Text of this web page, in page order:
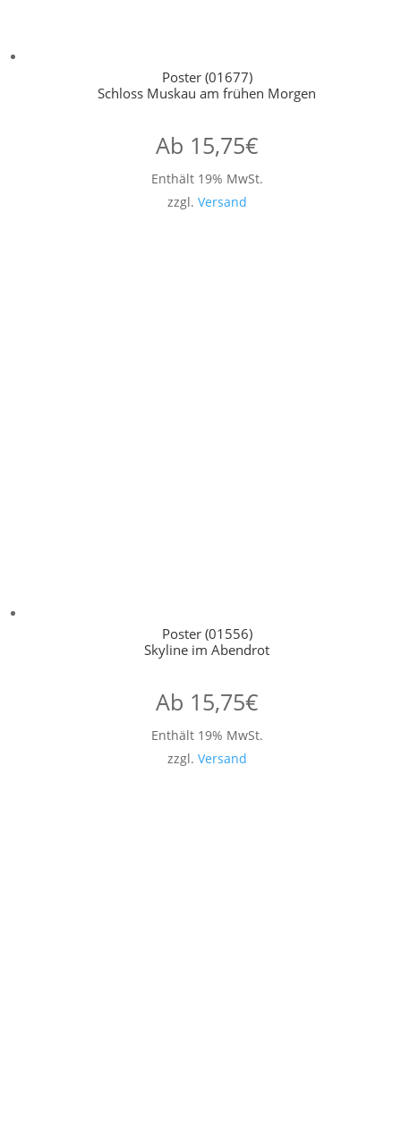
Poster (01677)
Schloss Muskau am frühen Morgen
Ab 15,75€
Enthält 19% MwSt.
zzgl. Versand
Poster (01556)
Skyline im Abendrot
Ab 15,75€
Enthält 19% MwSt.
zzgl. Versand